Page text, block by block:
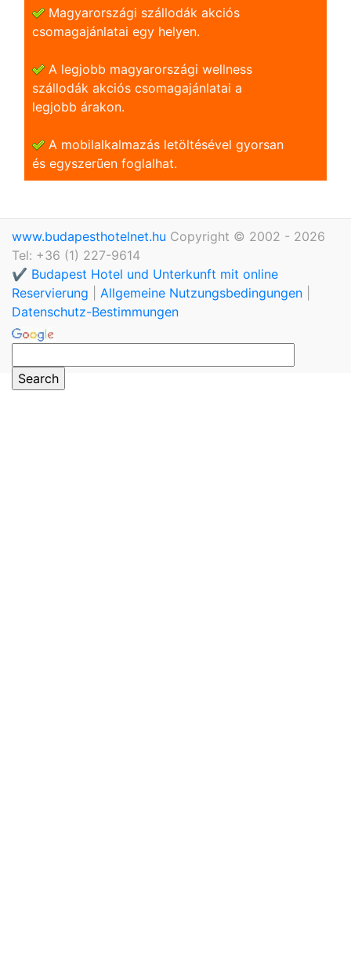
Magyarországi szállodák akciós
csomagajánlatai egy helyen.
A legjobb magyarországi wellness
szállodák akciós csomagajánlatai a
legjobb árakon.
A mobilalkalmazás letöltésével gyorsan
és egyszerũen foglalhat.
www.budapesthotelnet.hu Copyright © 2002 - 2026
Tel: +36 (1) 227-9614
✔️ Budapest Hotel und Unterkunft mit online
Reservierung
Allgemeine Nutzungsbedingungen
Datenschutz-Bestimmungen